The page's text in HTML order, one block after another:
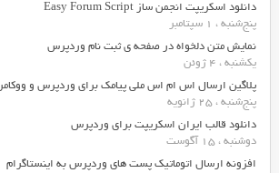
دانلود اسکریپت انجمن ساز Easy Forum Script
پنج‌شنبه ، 1 سپتامبر
نمایش متن دلخواه در صفحه ی ثبت نام وردپرس
یکشنبه ، 4 ژوئن
پلاگین ارسال اس ام اس ملی پیامک برای وردپرس و
پنج‌شنبه ، 25 ژانویه
دانلود قالب ایران اسکریپت برای وردپرس
دوشنبه ، 15 آگوست
افزونه ارسال اتوماتیک پست های وردپرس به اینستاگرام